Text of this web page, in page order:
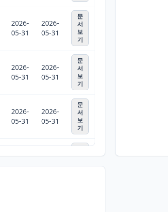
2026-
05-31
2026-
05-31
문
서
보
기
2026-
05-31
2026-
05-31
문
서
보
기
2026-
05-31
2026-
05-31
문
서
보
기
2026-
05-31
2026-
07-10
문
서